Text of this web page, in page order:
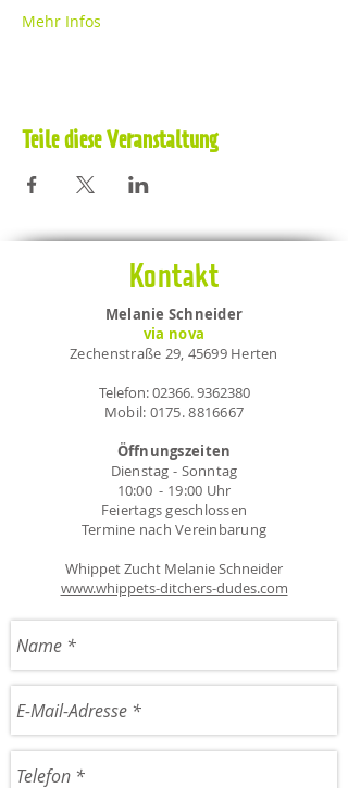
Mehr Infos
Teile diese Veranstaltung
Kontakt
Melanie Schneider
via nova
Zechenstraße 29, 45699 Herten
Telefon:02366. 9362380
Mobil: 0175. 8816667
Öffnungszeiten
Dienstag - Sonntag
10:00 - 19:00 Uhr
Feiertags geschlossen
Termine nach Vereinbarung
Whippet Zucht Melanie Schneider
www.whippets-ditchers-dudes.com